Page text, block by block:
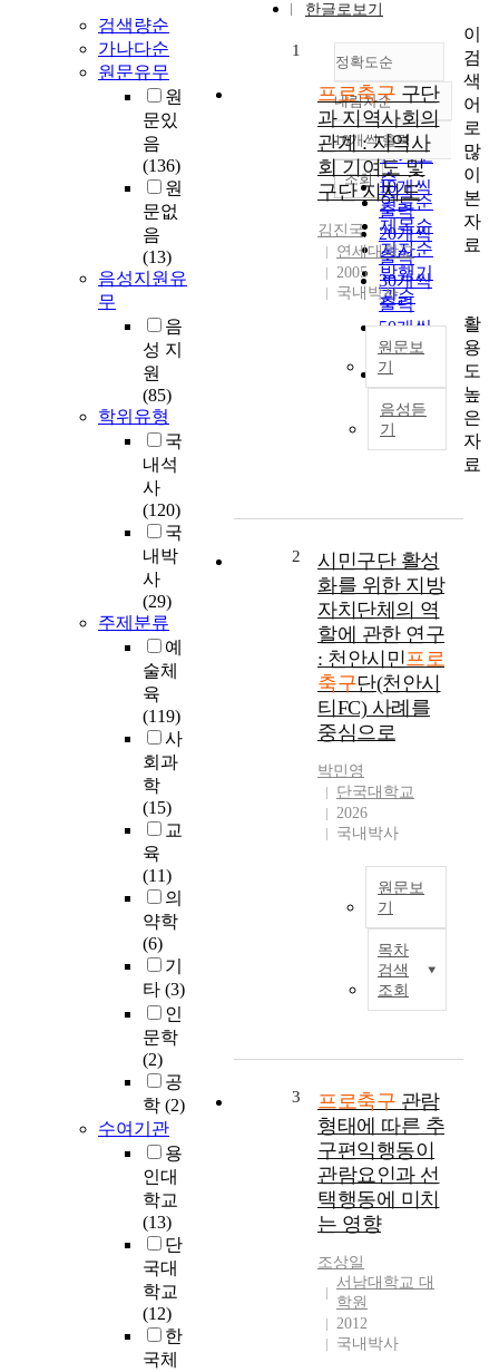
검색량순
가나다순
원문유무
원
문있
음
(136)
원
문없
음
(13)
음성지원유
무
음
성 지
원
(85)
학위유형
국
내석
사
(120)
국
내박
사
(29)
주제분류
예
술체
육
(119)
사
회과
학
(15)
교
육
(11)
의
약학
(6)
기
타 (3)
인
문학
(2)
공
학 (2)
수여기관
용
인대
학교
(13)
단
국대
학교
(12)
한
국체
한글로보기
정확도순
정확도
순
인기도
순
연도순
제목순
저자순
발행기
관순
내림차순
내림차순
10개씩 출력
10개씩
출력
20개씩
출력
30개씩
출력
50개씩
출력
100개씩
출력
조회
1
프로축구 구단
과 지역사회의
관계 : 지역사
회 기여도 및
구단 지지도
김진국
연세대학교
2005
국내박사
원문보
기
음성듣
기
적
2
시민구단 활성
화를 위한 지방
자치단체의 역
할에 관한 연구
: 천안시민프로
축구단(천안시
티FC) 사례를
중심으로
박민영
단국대학교
2026
국내박사
원문보
기
목차
검색
조회
3 프로축구 관람
형태에 따른 추
구편익행동이
관람요인과 선
택행동에 미치
는 영향
조상일
서남대학교 대
학원
2012
국내박사
이
검
색
어
로
많
이
본
자
료
활
용
도
높
은
자
료